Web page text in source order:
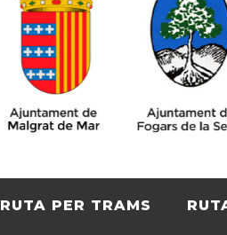
RUTA PER TRAMS